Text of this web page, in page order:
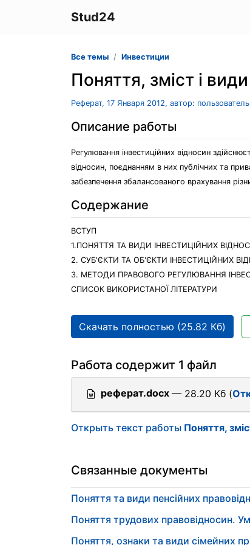
Stud24
Все темы Инвестиции
Поняття, зміст і
Реферат, 17 Января 2012, автор:
Описание работы
Регулювання інвестиційних відносин
відносин, поєднанням в них публічних та
забезпечення збалансованого врахування
Содержание
ВСТУП
1.ПОНЯТТЯ ТА ВИДИ ІНВЕСТИЦІЙНИХ
2. СУБ'ЄКТИ ТА ОБ'ЄКТИ ІНВЕСТИЦІЙНИХ
3. МЕТОДИ ПРАВОВОГО РЕГУЛЮВАННЯ
СПИСОК ВИКОРИСТАНОЇ ЛІТЕРАТУРИ
Скачать полностью (25.82 Кб)
Работа содержит 1 файл
реферат.docx — 28.20 Кб (
Открыть текст работы Поняття,
Связанные документы
Поняття та види пенсійних
Поняття трудових правовідносин.
Поняття, ознаки та види сімейних